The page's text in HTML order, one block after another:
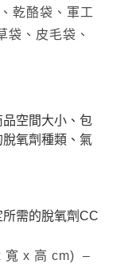
乾酪袋、軍工
袋、皮毛袋、
空間大小、包
氧劑種類、氣
需的脫氧劑CC
寬 x 高 cm) –